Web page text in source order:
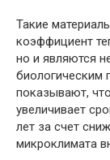
Такие
коэффициент
но и являются
биологическим
показывают,
увеличивает
лет за счет
микроклимата